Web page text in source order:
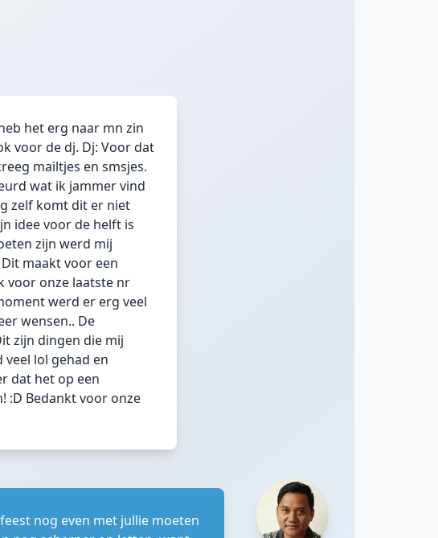
het erg naar mn zin
voor de dj. Dj: Voor dat
mailtjes en smsjes.
wat ik jammer vind
zelf komt dit er niet
idee voor de helft is
zijn werd mij
maakt voor een
voor onze laatste nr
werd er erg veel
wensen.. De
zijn dingen die mij
lol gehad en
dat het op een
:D Bedankt voor onze
nog even met jullie moeten